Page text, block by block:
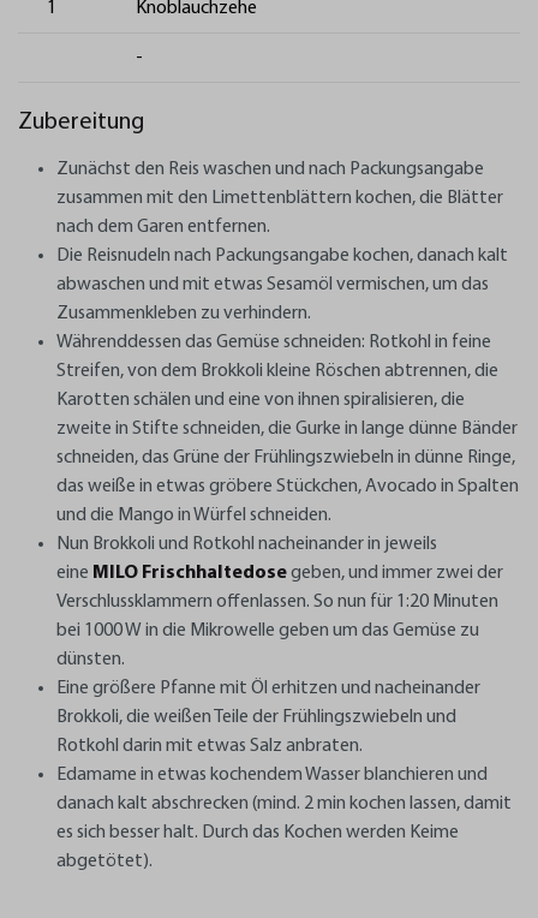
1 Knoblauchzehe
-
Zubereitung
Zunächst den Reis waschen und nach Packungsangabe
zusammen mit den Limettenblättern kochen, die Blätter
nach dem Garen entfernen.
Die Reisnudeln nach Packungsangabe kochen, danach kalt
abwaschen und mit etwas Sesamöl vermischen, um das
Zusammenkleben zu verhindern.
Währenddessen das Gemüse schneiden: Rotkohl in feine
Streifen, von dem Brokkoli kleine Röschen abtrennen, die
Karotten schälen und eine von ihnen spiralisieren, die
zweite in Stifte schneiden, die Gurke in lange dünne Bänder
schneiden, das Grüne der Frühlingszwiebeln in dünne Ringe,
das weiße in etwas gröbere Stückchen, Avocado in Spalten
und die Mango in Würfel schneiden.
Nun Brokkoli und Rotkohl nacheinander in jeweils
eine MILO Frischhaltedosegeben, und immer zwei der
Verschlussklammern offenlassen. So nun für 1:20 Minuten
bei 1000 W in die Mikrowelle geben um das Gemüse zu
dünsten.
Eine größere Pfanne mit Öl erhitzen und nacheinander
Brokkoli, die weißen Teile der Frühlingszwiebeln und
Rotkohl darin mit etwas Salz anbraten.
Edamame in etwas kochendem Wasser blanchieren und
danach kalt abschrecken (mind. 2 min kochen lassen, damit
es sich besser halt. Durch das Kochen werden Keime
abgetötet).